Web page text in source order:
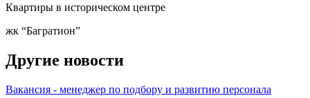
Квартиры в историческом центре
жк “Багратион”
Другие новости
Вакансия - менеджер по подбору и развитию персонала